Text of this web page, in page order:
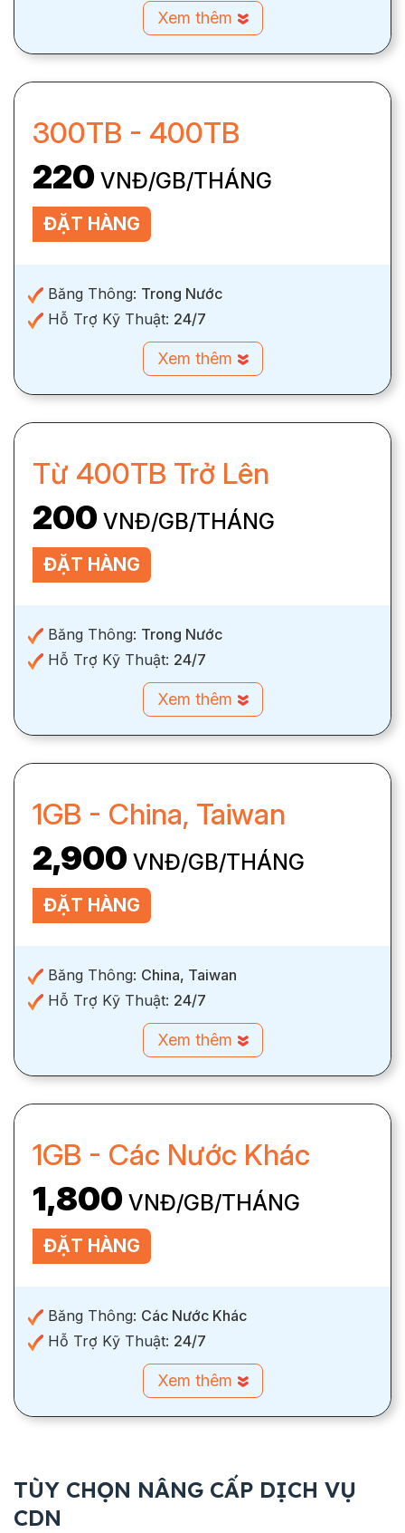
Xem thêm
300TB - 400TB
220 VNĐ/GB/THÁNG
ĐẶT HÀNG
Băng Thông: Trong Nước
Hỗ Trợ Kỹ Thuật: 24/7
Xem thêm
Từ 400TB Trở Lên
200 VNĐ/GB/THÁNG
ĐẶT HÀNG
Băng Thông: Trong Nước
Hỗ Trợ Kỹ Thuật: 24/7
Xem thêm
1GB - China, Taiwan
2,900 VNĐ/GB/THÁNG
ĐẶT HÀNG
Băng Thông: China, Taiwan
Hỗ Trợ Kỹ Thuật: 24/7
Xem thêm
1GB - Các Nước Khác
1,800 VNĐ/GB/THÁNG
ĐẶT HÀNG
Băng Thông: Các Nước Khác
Hỗ Trợ Kỹ Thuật: 24/7
Xem thêm
TÙY CHỌN NÂNG CẤP DỊCH VỤ
CDN